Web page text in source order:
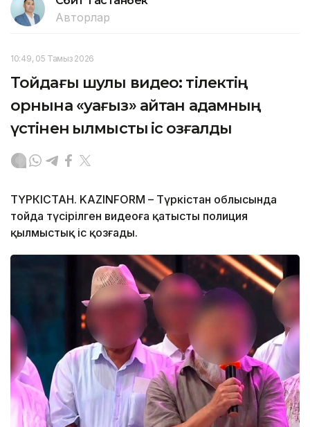
Авторлар
10:49, 05 Тамыз 2026
Тойдағы шулы видео: тілектің
орнына «уағыз» айтқан адамның
үстінен қылмыстық іс қозғалды
ТҮРКІСТАН. KAZINFORM – Түркістан облысында
тойда түсірілген видеоға қатысты полиция
қылмыстық іс қозғады.